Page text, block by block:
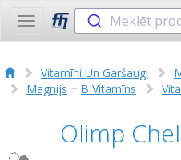
Toggle
navigation
Meklēt
Vitamīni Un Garšaugi
Magnijs + B Vitamīns
Olimp